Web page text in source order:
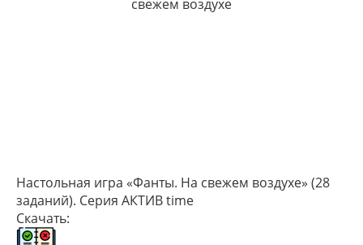
Настольная игра «Фанты. На свежем воздухе» (28
заданий). Серия АКТИВ time
Скачать: